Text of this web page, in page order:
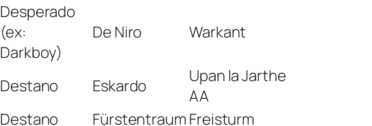
Desperado
(ex:
Darkboy)
De Niro Warkant
Destano Eskardo
Upan la Jarthe
AA
Destano Fürstentraum Freisturm